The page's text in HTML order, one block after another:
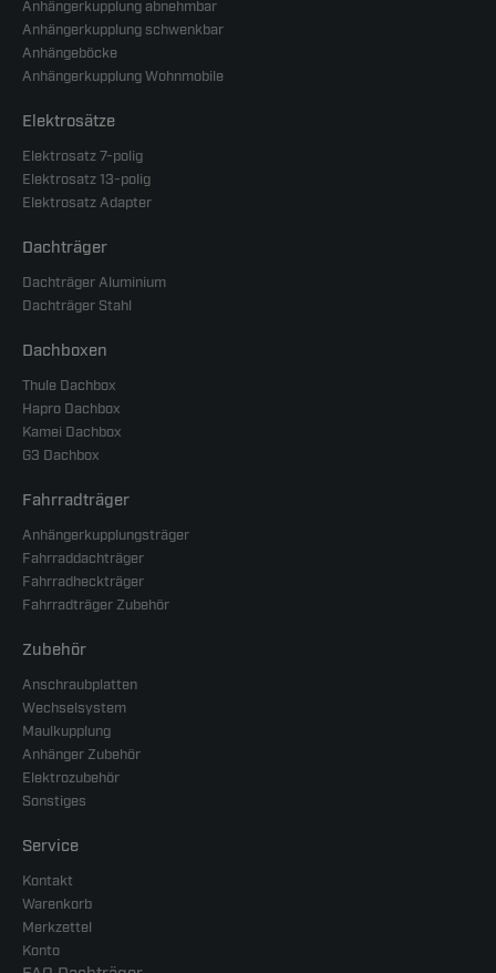
Anhängerkupplung abnehmbar
Anhängerkupplung schwenkbar
Anhängeböcke
Anhängerkupplung Wohnmobile
Elektrosätze
Elektrosatz 7-polig
Elektrosatz 13-polig
Elektrosatz Adapter
Dachträger
Dachträger Aluminium
Dachträger Stahl
Dachboxen
Thule Dachbox
Hapro Dachbox
Kamei Dachbox
G3 Dachbox
Fahrradträger
Anhängerkupplungsträger
Fahrraddachträger
Fahrradheckträger
Fahrradträger Zubehör
Zubehör
Anschraubplatten
Wechselsystem
Maulkupplung
Anhänger Zubehör
Elektrozubehör
Sonstiges
Service
Kontakt
Warenkorb
Merkzettel
Konto